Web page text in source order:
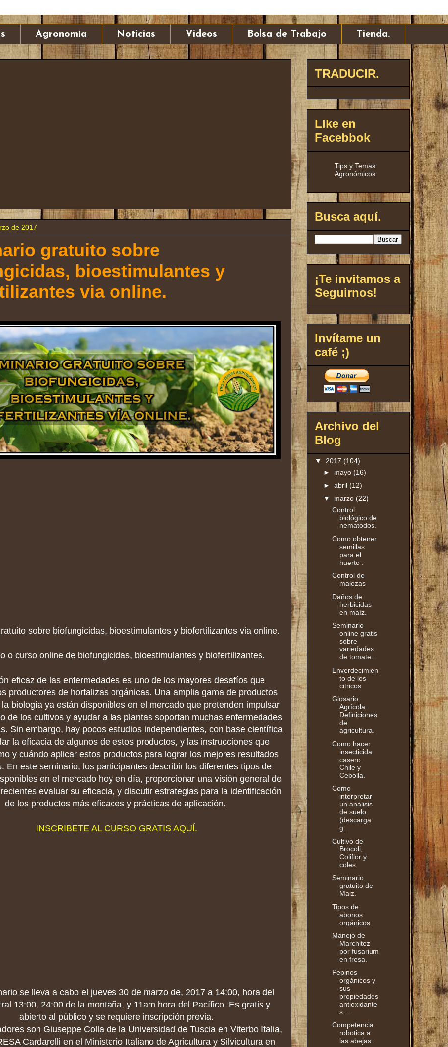
Agronomía Noticias Videos Bolsa de Trabajo Tienda.
de 2017
gratuito sobre
bioestimulantes y
via online.
sobre biofungicidas, bioestimulantes y biofertilizantes via online.
o curso online de biofungicidas, bioestimulantes y biofertilizantes.
eficaz de las enfermedades es uno de los mayores desafíos que
productores de hortalizas orgánicas. Una amplia gama de productos
la biología ya están disponibles en el mercado que pretenden impulsar
de los cultivos y ayudar a las plantas soportan muchas enfermedades
Sin embargo, hay pocos estudios independientes, con base científica
la eficacia de algunos de estos productos, y las instrucciones que
y cuándo aplicar estos productos para lograr los mejores resultados
En este seminario, los participantes describir los diferentes tipos de
en el mercado hoy en día, proporcionar una visión general de
evaluar su eficacia, y discutir estrategias para la identificación
de los productos más eficaces y prácticas de aplicación.
INSCRIBETE AL CURSO GRATIS AQUÍ.
se lleva a cabo el jueves 30 de marzo de, 2017 a 14:00, hora del
13:00, 24:00 de la montaña, y 11am hora del Pacífico. Es gratis y
abierto al público y se requiere inscripción previa.
son Giuseppe Colla de la Universidad de Tuscia en Viterbo Italia,
Cardarelli en el Ministerio Italiano de Agricultura y Silvicultura en
TRADUCIR.
Like en
Facebbok
Tips y Temas
Agronómicos
Busca aquí.
¡Te invitamos a
Seguirnos!
Invítame un
café ;)
Archivo del
Blog
▼ 2017 (104)
► mayo (16)
► abril (12)
▼ marzo (22)
Control
biológico de
nematodos.
Como obtener
semillas
para el
huerto .
Control de
malezas
Daños de
herbicidas
en maíz.
Seminario
online gratis
sobre
variedades
de tomate...
Enverdecimien
to de los
citricos
Glosario
Agrícola.
Definiciones
de
agricultura.
Como hacer
insecticida
casero.
Chile y
Cebolla.
Como
interpretar
un análisis
de suelo.
(descarga
g...
Cultivo de
Brocoli,
Coliflor y
coles.
Seminario
gratuito de
Maiz.
Tipos de
abonos
orgánicos.
Manejo de
Marchitez
por fusarium
en fresa.
Pepinos
orgánicos y
sus
propiedades
antioxidante
s....
Competencia
robotica a
las abejas .